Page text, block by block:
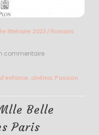
littéraire 2023 / Romans
commentaire
vies
Belle
Kaplan
, cinéma, Passion
Belle
Paris